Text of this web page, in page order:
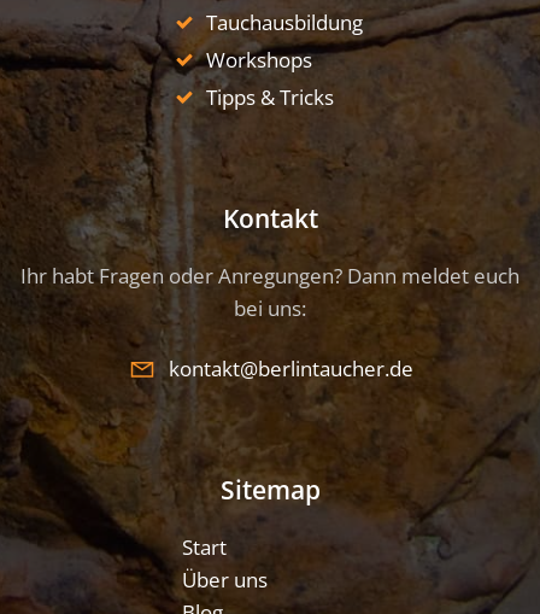
Tauchausbildung
Workshops
Tipps & Tricks
Kontakt
Ihr habt Fragen oder Anregungen? Dann meldet euch
bei uns:
kontakt@berlintaucher.de
Sitemap
Start
Über uns